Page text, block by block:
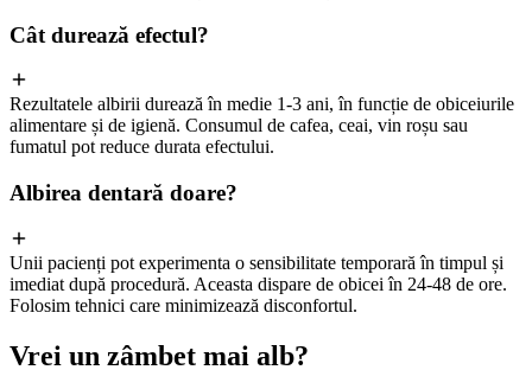
Cât durează efectul?
Rezultatele albirii durează în medie 1-3 ani, în funcție de obiceiurile
alimentare și de igienă. Consumul de cafea, ceai, vin roșu sau
fumatul pot reduce durata efectului.
Albirea dentară doare?
Unii pacienți pot experimenta o sensibilitate temporară în timpul și
imediat după procedură. Aceasta dispare de obicei în 24-48 de ore.
Folosim tehnici care minimizează disconfortul.
Vrei un zâmbet mai alb?